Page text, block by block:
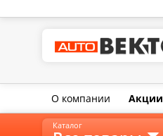
О компании Акции
Каталог